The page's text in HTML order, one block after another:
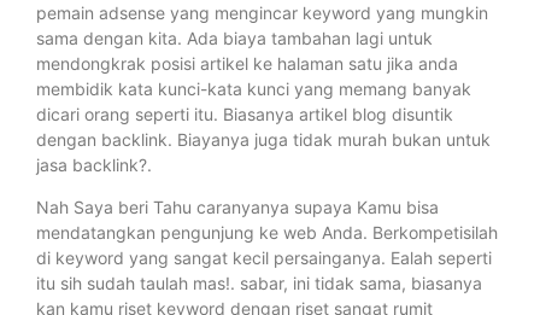
pemain adsense yang mengincar keyword yang mungkin
sama dengan kita. Ada biaya tambahan lagi untuk
mendongkrak posisi artikel ke halaman satu jika anda
membidik kata kunci-kata kunci yang memang banyak
dicari orang seperti itu. Biasanya artikel blog disuntik
dengan backlink. Biayanya juga tidak murah bukan untuk
jasa backlink?.
Nah Saya beri Tahu caranyanya supaya Kamu bisa
mendatangkan pengunjung ke web Anda. Berkompetisilah
di keyword yang sangat kecil persainganya. Ealah seperti
itu sih sudah taulah mas!. sabar, ini tidak sama, biasanya
kan kamu riset keyword dengan riset sangat rumit